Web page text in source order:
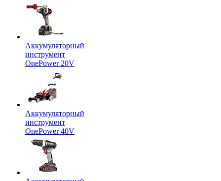
Аккумуляторный
инструмент
OnePower 20V
Аккумуляторный
инструмент
OnePower 40V